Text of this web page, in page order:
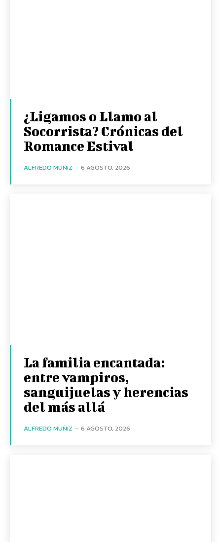
¿Ligamos o Llamo al
Socorrista? Crónicas del
Romance Estival
ALFREDO MUÑIZ - 6 AGOSTO, 2026
La familia encantada:
entre vampiros,
sanguijuelas y herencias
del más allá
ALFREDO MUÑIZ - 6 AGOSTO, 2026